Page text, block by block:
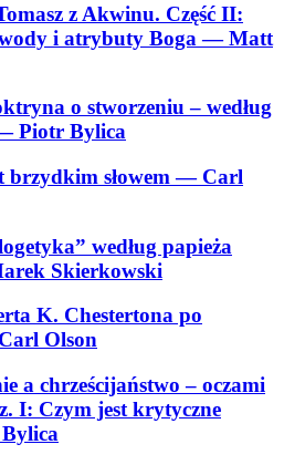
z Akwinu. Część II:
i atrybuty Boga— Matt
o stworzeniu – według
Piotr Bylica
brzydkim słowem— Carl
według papieża
Skierkowski
K. Chestertona po
Olson
a chrześcijaństwo – oczami
I: Czym jest krytyczne